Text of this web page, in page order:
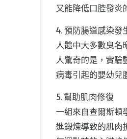
又能降低口腔發炎
4. 預防腸道感染發
人體中大多數臭名
人驚奇的是，實驗
病毒引起的嬰幼兒
5. 幫助肌肉修復
一組來自查爾斯頓
進鍛煉導致的肌肉